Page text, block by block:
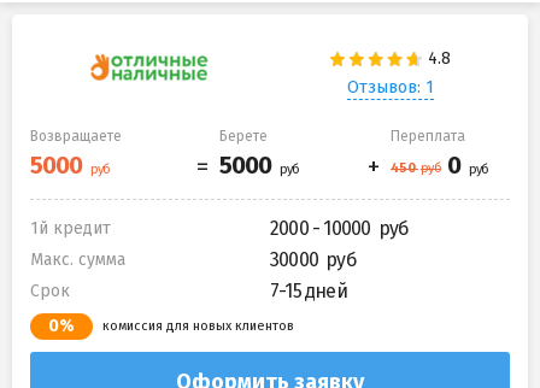
Отзывов: 1
Возвращаете Берете Переплата
1й кредит 2000 - 10000
Макс. сумма 30000
Срок 7-15 дней
0% комиссия для новых клиентов
Оформить заявку